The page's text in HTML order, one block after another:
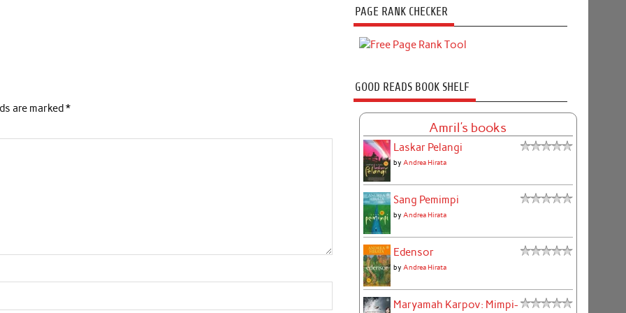
are marked*
PAGE RANK CHECKER
GOOD READS BOOK SHELF
Amril's books
Laskar Pelangi
by Andrea Hirata
Sang Pemimpi
by Andrea Hirata
Edensor
by Andrea Hirata
Maryamah Karpov: Mimpi-